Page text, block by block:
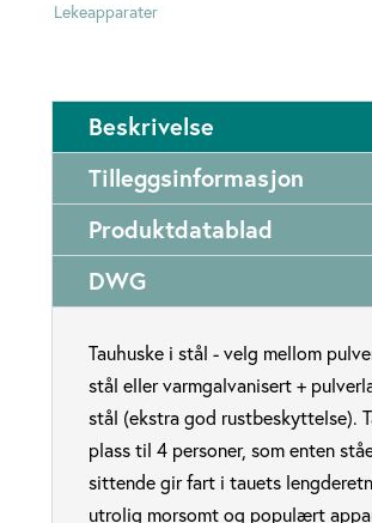
Lekeapparater
Beskrivelse
Tilleggsinformasjon
Produktdatablad
DWG
Tauhuske i stål - velg mellom
stål eller varmgalvanisert +
stål (ekstra god rustbeskyttelse).
plass til 4 personer, som enten
sittende gir fart i tauets
utrolig morsomt og populært